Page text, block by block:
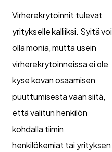
Virherekrytoinnit tulevat
yritykselle kalliiksi. Syitä voi
olla monia, mutta usein
virherekrytoinneissa ei ole
kyse kovan osaamisen
puuttumisesta vaan siitä,
että valitun henkilön
kohdalla tiimin
henkilökemiat tai yrityksen